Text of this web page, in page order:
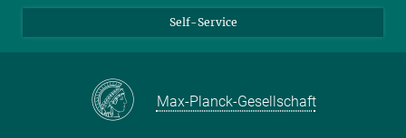
Self-Service
Max-Planck-Gesellschaft